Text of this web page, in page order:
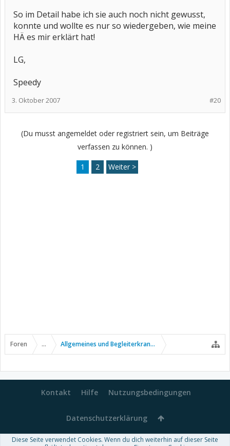
So im Detail habe ich sie auch noch nicht gewusst,
konnte und wollte es nur so wiedergeben, wie meine
HÄ es mir erklärt hat!
LG,
Speedy
#20
3. Oktober 2007
(Du musst angemeldet oder registriert sein, um Beiträge
verfassen zu können. )
1 2 Weiter >
Foren ... Allgemeines und Begleiterkrankungen
Kontakt Hilfe Nutzungsbedingungen
Datenschutzerklärung
Diese Seite verwendet Cookies. Wenn du dich weiterhin auf dieser Seite